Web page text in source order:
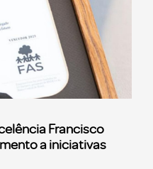
Francisco
a iniciativas